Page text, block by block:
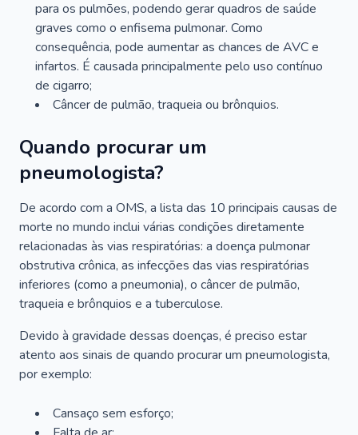
para os pulmões, podendo gerar quadros de saúde
graves como o enfisema pulmonar. Como
consequência, pode aumentar as chances de AVC e
infartos. É causada principalmente pelo uso contínuo
de cigarro;
Câncer de pulmão, traqueia ou brônquios.
Quando procurar um
pneumologista?
De acordo com a OMS, a lista das 10 principais causas de
morte no mundo inclui várias condições diretamente
relacionadas às vias respiratórias: a doença pulmonar
obstrutiva crônica, as infecções das vias respiratórias
inferiores (como a pneumonia), o câncer de pulmão,
traqueia e brônquios e a tuberculose.
Devido à gravidade dessas doenças, é preciso estar
atento aos sinais de quando procurar um pneumologista,
por exemplo:
Cansaço sem esforço;